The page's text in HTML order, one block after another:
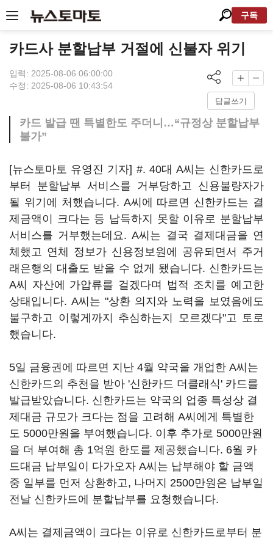
구독
카드사 분할납부 거절에 신불자 위기
입력: 2025-08-06 06:00:00
수정: 2025-08-06 10:43:54
답글쓰기
카드 발급 땐 특별한도 주더니…“규정상 분할납부
불가”
[뉴스토마토 유영진 기자] #. 40대 A씨는 신한카드로
부터 분할납부 서비스를 거부당하고 신용불량자가
될 위기에 처했습니다. A씨에 따르면 신한카드는 결
제금액이 크다는 등 납득하지 못할 이유로 분할납부
서비스를 거부했는데요. A씨는 결국 결제대금을 연
체했고 연체 정보가 신용정보원에 공유되면서 주거
래은행의 대출도 받을 수 없게 됐습니다. 신한카드는
A씨 자산에 가압류를 걸겠다며 법적 조치를 예고한
상태입니다. A씨는 "상환 의지와 노력을 보였음에도
불구하고 이렇게까지 추심하는지 모르겠다"고 토로
했습니다.
5일 금융권에 따르면 지난 4월 약국을 개업한 A씨는
신한카드의 추천을 받아 '신한카드 더클래식' 카드를
발급받았습니다. 신한카드는 약국의 업종 특성상 결
제대금 규모가 크다는 점을 고려해 A씨에게 특별한
도 5000만원을 부여했습니다. 이후 추가로 5000만원
을 더 부여해 총 1억원 한도를 제공했습니다. 6월 카
드대금 납부일이 다가오자 A씨는 납부해야 할 금액
중 일부를 먼저 상환하고, 나머지 2500만원은 납부일
전날 신한카드에 분할납부를 요청했습니다.
A씨는 결제금액이 크다는 이유로 신한카드로부터 분